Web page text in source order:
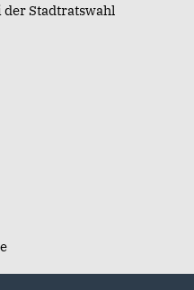
Stadtratswahl